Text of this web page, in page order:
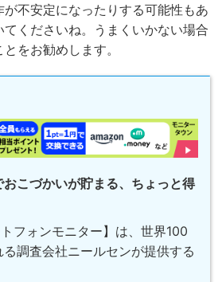
不安定になったりする可能性もあ
くださいね。うまくいかない場合
をお勧めします。
こづかいが貯まる、ちょっと得
フォンモニター】は、世界100
調査会社ニールセンが提供する